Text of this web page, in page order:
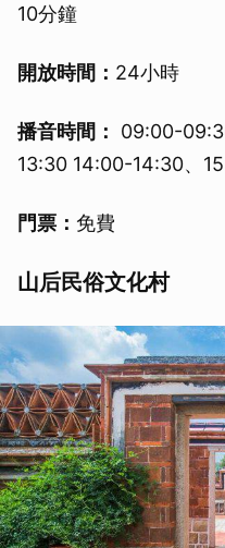
10分鐘
開放時間： 24小時
播音時間：
09:00-
13:30 14:00-14:30、
門票： 免費
山后民俗文化村